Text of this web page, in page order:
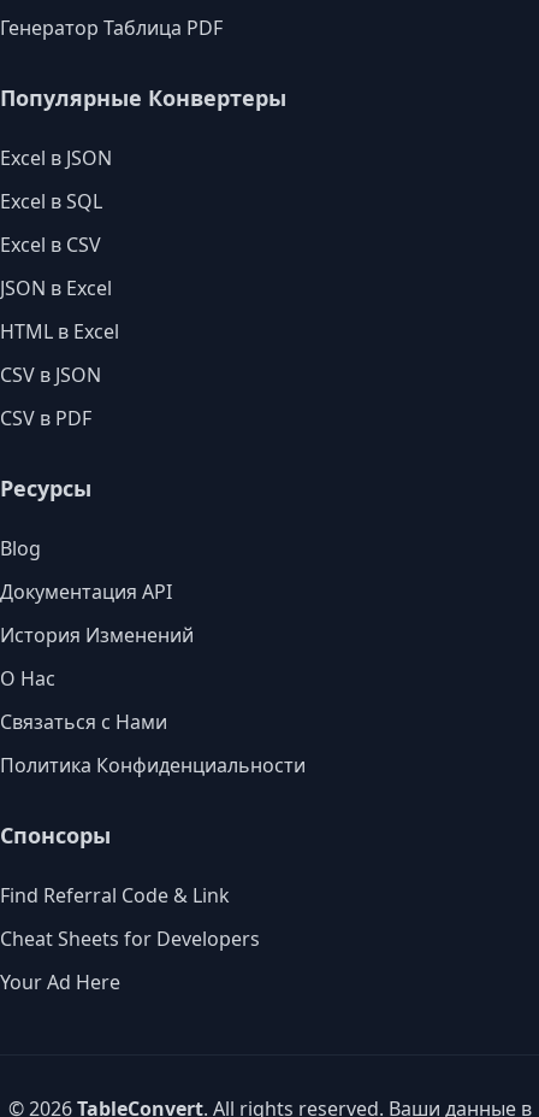
Генератор Таблица PDF
Популярные Конвертеры
Excel в JSON
Excel в SQL
Excel в CSV
JSON в Excel
HTML в Excel
CSV в JSON
CSV в PDF
Ресурсы
Blog
Документация API
История Изменений
О Нас
Связаться с Нами
Политика Конфиденциальности
Спонсоры
Find Referral Code & Link
Cheat Sheets for Developers
Your Ad Here
© 2026TableConvert. All rights reserved. Ваши данные в